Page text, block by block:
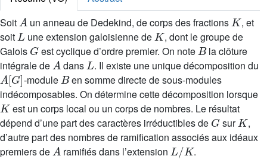
Soit
un anneau de Dedekind, de corps des fractions
K
, et
soit
L
une extension galoisienne de
K
, dont le groupe de
Galois
G
est cyclique d’ordre premier. On note
B
la clôture
intégrale de
A
dans
L
. Il existe une unique décomposition du
A[G]
-module
B
en somme directe de sous-modules
indécomposables. On détermine cette décomposition lorsque
K
est un corps local ou un corps de nombres. Le résultat
dépend d’une part des caractères irréductibles de
G
sur
K
,
d’autre part des nombres de ramification associés aux idéaux
premiers de
A
ramifiés dans l’extension
L/K
.